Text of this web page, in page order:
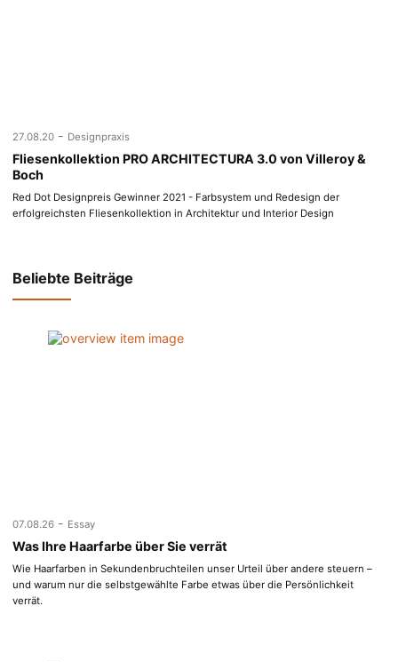
27.08.20 - Designpraxis
Fliesenkollektion PRO ARCHITECTURA 3.0 von Villeroy &
Boch
Red Dot Designpreis Gewinner 2021 - Farbsystem und Redesign der
erfolgreichsten Fliesenkollektion in Architektur und Interior Design
Beliebte Beiträge
07.08.26 - Essay
Was Ihre Haarfarbe über Sie verrät
Wie Haarfarben in Sekundenbruchteilen unser Urteil über andere steuern –
und warum nur die selbstgewählte Farbe etwas über die Persönlichkeit
verrät.